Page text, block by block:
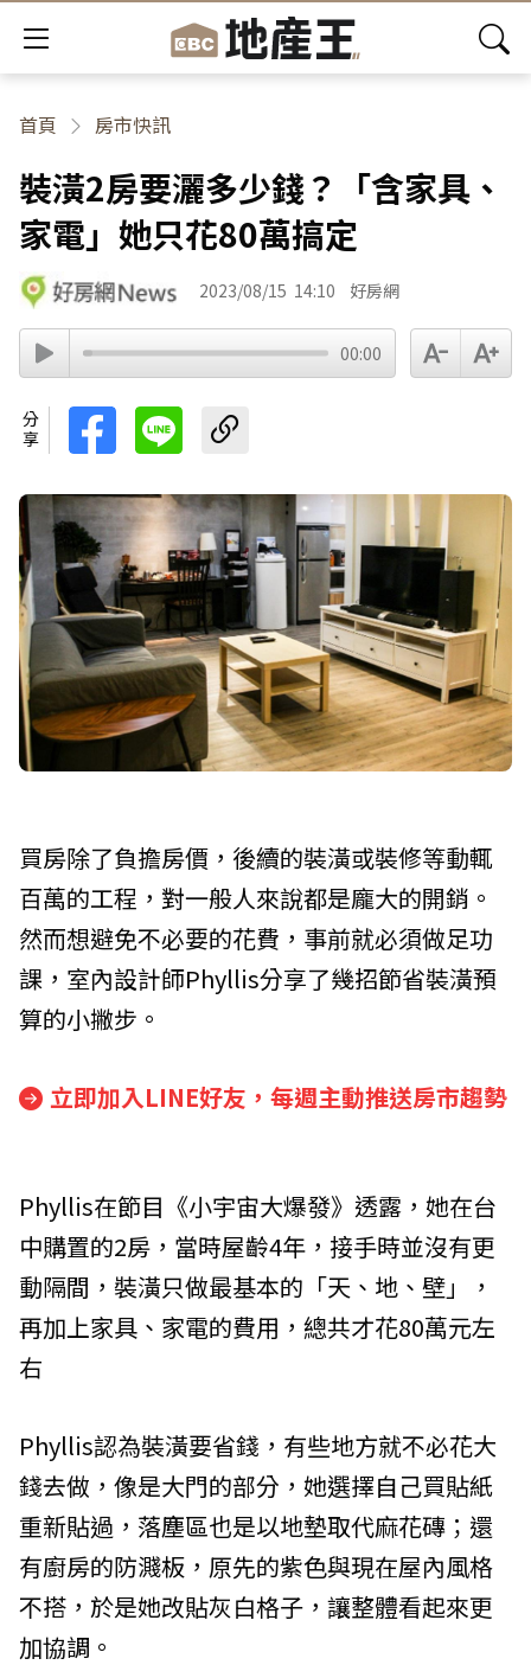
首頁 房市快訊
裝潢2房要灑多少錢？「含家具、
家電」她只花80萬搞定
2023/08/15 14:10 好房網
00:00
分享
買房除了負擔房價，後續的裝潢或裝修等動輒
百萬的工程，對一般人來說都是龐大的開銷。
然而想避免不必要的花費，事前就必須做足功
課，室內設計師Phyllis分享了幾招節省裝潢預
算的小撇步。
立即加入LINE好友，每週主動推送房市趨勢
Phyllis在節目《小宇宙大爆發》透露，她在台
中購置的2房，當時屋齡4年，接手時並沒有更
動隔間，裝潢只做最基本的「天、地、壁」，
再加上家具、家電的費用，總共才花80萬元左
右
Phyllis認為裝潢要省錢，有些地方就不必花大
錢去做，像是大門的部分，她選擇自己買貼紙
重新貼過，落塵區也是以地墊取代麻花磚；還
有廚房的防濺板，原先的紫色與現在屋內風格
不搭，於是她改貼灰白格子，讓整體看起來更
加協調。